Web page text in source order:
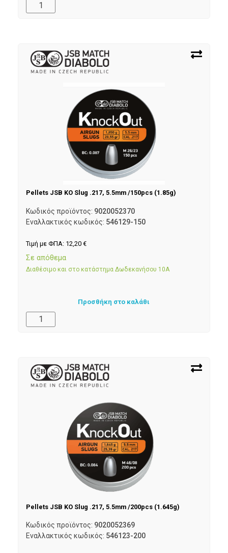
Pellets JSB KO Slug .217, 5.5mm /150pcs (1.85g)
Κωδικός προϊόντος: 9020052370
Εναλλακτικός κωδικός: 546129-150
Τιμή με ΦΠΑ: 12,20 €
Σε απόθεμα
Διαθέσιμο και στο κατάστημα Δωδεκανήσου 10Α
Προσθήκη στο καλάθι
Pellets JSB KO Slug .217, 5.5mm /200pcs (1.645g)
Κωδικός προϊόντος: 9020052369
Εναλλακτικός κωδικός: 546123-200